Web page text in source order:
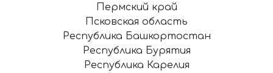
Пермский край
Псковская область
Республика Башкортостан
Республика Бурятия
Республика Карелия